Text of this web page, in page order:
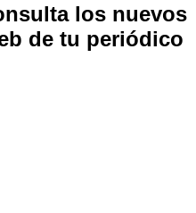
los nuevos
de tu periódico